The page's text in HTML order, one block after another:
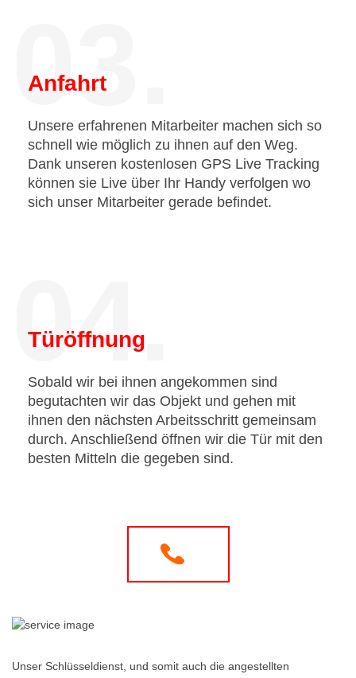
03.
Anfahrt
Unsere erfahrenen Mitarbeiter machen sich so
schnell wie möglich zu ihnen auf den Weg.
Dank unseren kostenlosen GPS Live Tracking
können sie Live über Ihr Handy verfolgen wo
sich unser Mitarbeiter gerade befindet.
04.
Türöffnung
Sobald wir bei ihnen angekommen sind
begutachten wir das Objekt und gehen mit
ihnen den nächsten Arbeitsschritt gemeinsam
durch. Anschließend öffnen wir die Tür mit den
besten Mitteln die gegeben sind.
Unser Schlüsseldienst, und somit auch die angestellten